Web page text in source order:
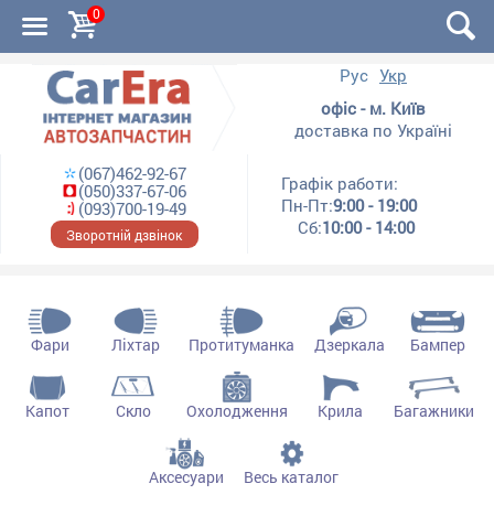
0
Рус Укр
офіс - м. Київ
доставка по Україні
(067)462-92-67
(050)337-67-06
(093)700-19-49
Зворотній дзвінок
Графік работи:
Пн-Пт:9:00 - 19:00
Сб:10:00 - 14:00
Фари Ліхтар Протитуманка Дзеркала Бампер
Капот Скло Охолодження Крила Багажники
Аксесуари Весь каталог